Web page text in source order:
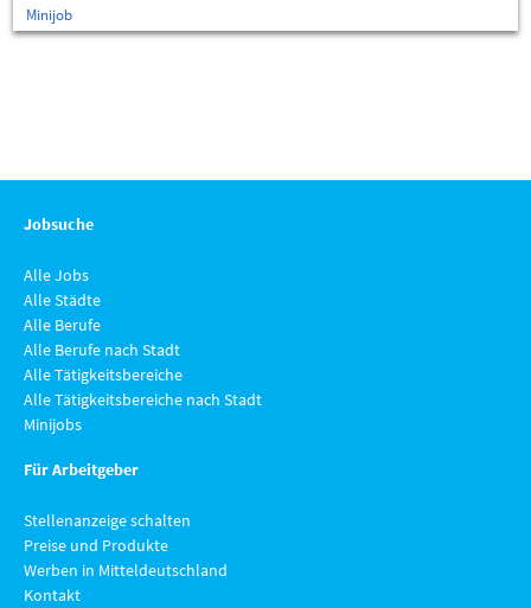
Minijob
Jobsuche
Alle Jobs
Alle Städte
Alle Berufe
Alle Berufe nach Stadt
Alle Tätigkeitsbereiche
Alle Tätigkeitsbereiche nach Stadt
Minijobs
Für Arbeitgeber
Stellenanzeige schalten
Preise und Produkte
Werben in Mitteldeutschland
Kontakt